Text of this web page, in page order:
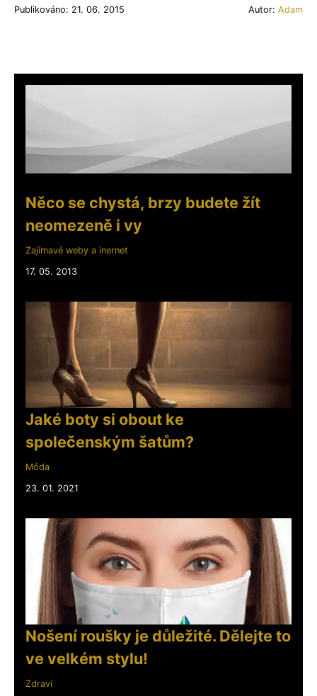
Publikováno: 21. 06. 2015 Autor: Adam
Něco se chystá, brzy budete žít
neomezeně i vy
Zajímavé weby a inernet
17. 05. 2013
Jaké boty si obout ke
společenským šatům?
Móda
23. 01. 2021
Nošení roušky je důležité. Dělejte to
ve velkém stylu!
Zdraví